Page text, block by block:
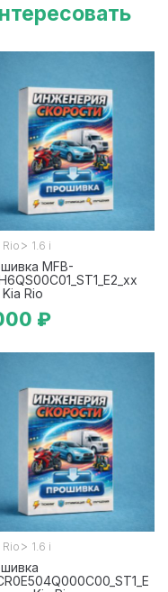
Rio > 1.6 i
MFB-
Rio
₽
Rio > 1.6 i